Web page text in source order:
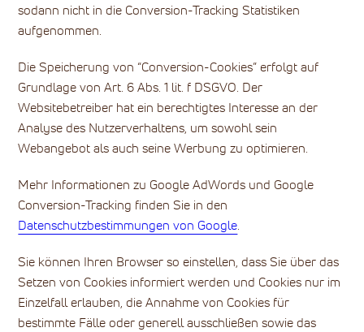
sodann nicht in die Conversion-Tracking Statistiken
aufgenommen.
Die Speicherung von “Conversion-Cookies” erfolgt auf
Grundlage von Art. 6 Abs. 1 lit. f DSGVO. Der
Websitebetreiber hat ein berechtigtes Interesse an der
Analyse des Nutzerverhaltens, um sowohl sein
Webangebot als auch seine Werbung zu optimieren.
Mehr Informationen zu Google AdWords und Google
Conversion-Tracking finden Sie in den
Datenschutzbestimmungen von Google.
Sie können Ihren Browser so einstellen, dass Sie über das
Setzen von Cookies informiert werden und Cookies nur im
Einzelfall erlauben, die Annahme von Cookies für
bestimmte Fälle oder generell ausschließen sowie das